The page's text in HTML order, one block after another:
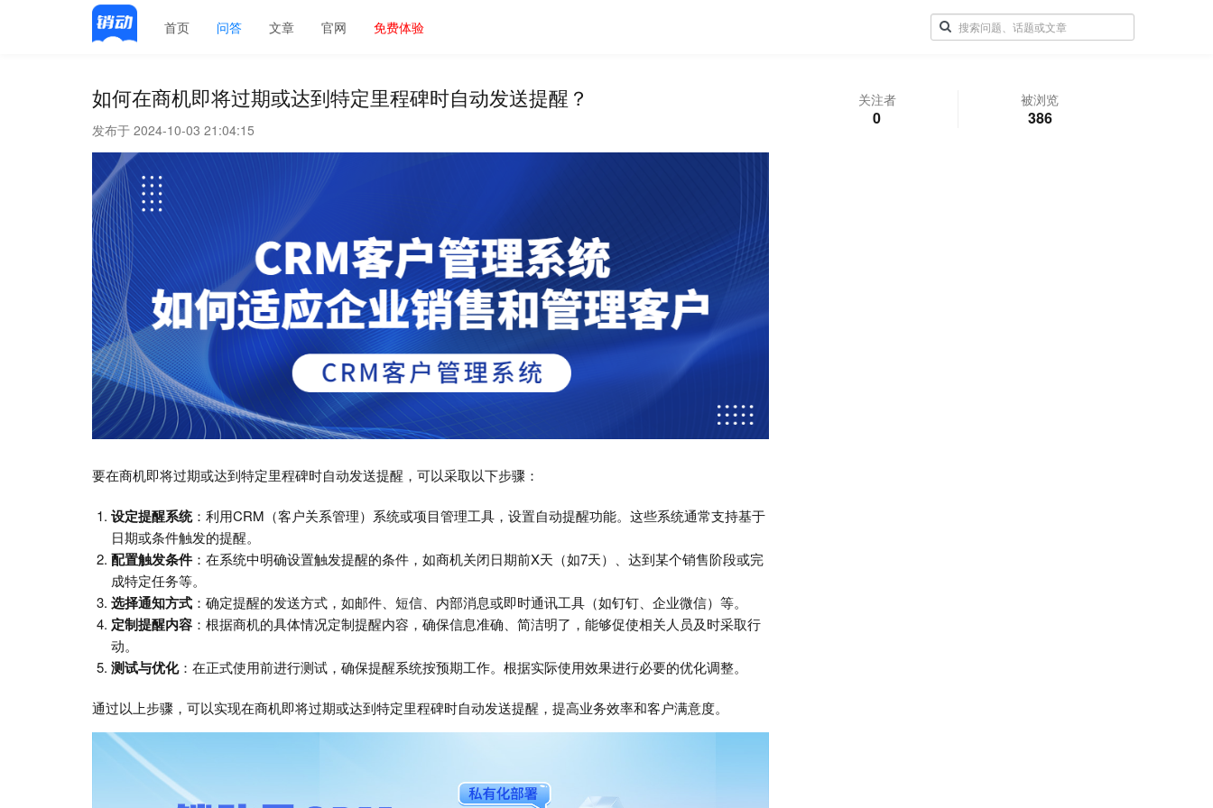
首页 问答 文章 官网 免费体验
如何在商机即将过期或达到特定里程碑时自动发送提醒？
发布于 2024-10-03 21:04:15
要在商机即将过期或达到特定里程碑时自动发送提醒，可以采取以下步骤：
设定提醒系统：利用CRM（客户关系管理）系统或项目管理工具，设置自动提醒功能。这些系统通常支持基于
日期或条件触发的提醒。
配置触发条件：在系统中明确设置触发提醒的条件，如商机关闭日期前X天（如7天）、达到某个销售阶段或完
成特定任务等。
选择通知方式 ：确定提醒的发送方式，如邮件、短信、内部消息或即时通讯工具（如钉钉、企业微信）等。
定制提醒内容 ：根据商机的具体情况定制提醒内容，确保信息准确、简洁明了，能够促使相关人员及时采取行
动。
测试与优化：在正式使用前进行测试，确保提醒系统按预期工作。根据实际使用效果进行必要的优化调整。
通过以上步骤，可以实现在商机即将过期或达到特定里程碑时自动发送提醒，提高业务效率和客户满意度。
关注者
0
被浏览
386